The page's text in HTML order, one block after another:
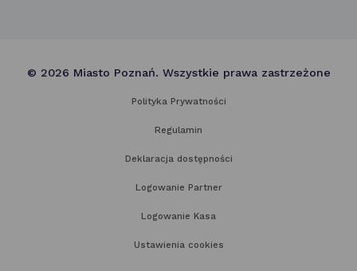
© 2026 Miasto Poznań. Wszystkie prawa zastrzeżone
Polityka Prywatności
Regulamin
Deklaracja dostępności
Logowanie Partner
Logowanie Kasa
Ustawienia cookies